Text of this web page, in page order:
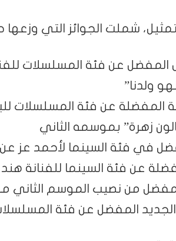
شملت الجوائز التي
المفضل عن فئة المسلسلات
ولدنا”
المفضلة عن فئة المسلسلات
زهرة” بموسمه الثاني
في فئة السينما لأحمد عز
عن فئة السينما للفنانة
من نصيب الموسم الثاني
الجديد المفضل عن فئة